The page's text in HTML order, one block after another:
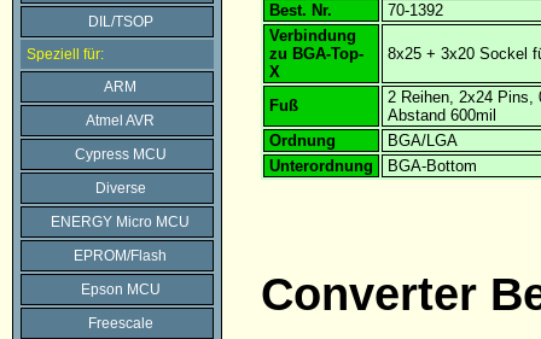
DIL/TSOP
Speziell für:
ARM
Atmel AVR
Cypress MCU
Diverse
ENERGY Micro MCU
EPROM/Flash
Epson MCU
Freescale
Best. Nr.
70-1392
Verbindung
zu BGA-Top-
X
8x25 + 3x20 Sockel
Fuß
2 Reihen, 2x24
Abstand 600mil
Ordnung
BGA/LGA
Unterordnung
BGA-Bottom
Converter